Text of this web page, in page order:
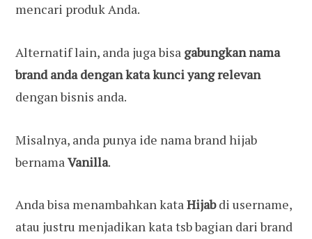
mencari produk Anda.
Alternatif lain, anda juga bisa gabungkan nama
brand anda dengan kata kunci yang relevan
dengan bisnis anda.
Misalnya, anda punya ide nama brand hijab
bernama Vanilla.
Anda bisa menambahkan kataHijabdi username,
atau justru menjadikan kata tsb bagian dari brand